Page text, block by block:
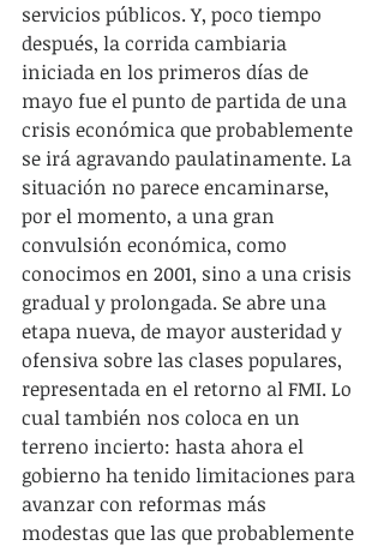
servicios públicos. Y, poco tiempo
después, la corrida cambiaria
iniciada en los primeros días de
mayo fue el punto de partida de una
crisis económica que probablemente
se irá agravando paulatinamente. La
situación no parece encaminarse,
por el momento, a una gran
convulsión económica, como
conocimos en 2001, sino a una crisis
gradual y prolongada. Se abre una
etapa nueva, de mayor austeridad y
ofensiva sobre las clases populares,
representada en el retorno al FMI. Lo
cual también nos coloca en un
terreno incierto: hasta ahora el
gobierno ha tenido limitaciones para
avanzar con reformas más
modestas que las que probablemente